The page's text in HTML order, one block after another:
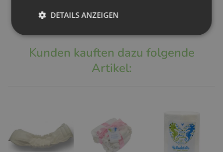
Kunden kauften dazu folgende
Artikel:
DETAILS ANZEIGEN